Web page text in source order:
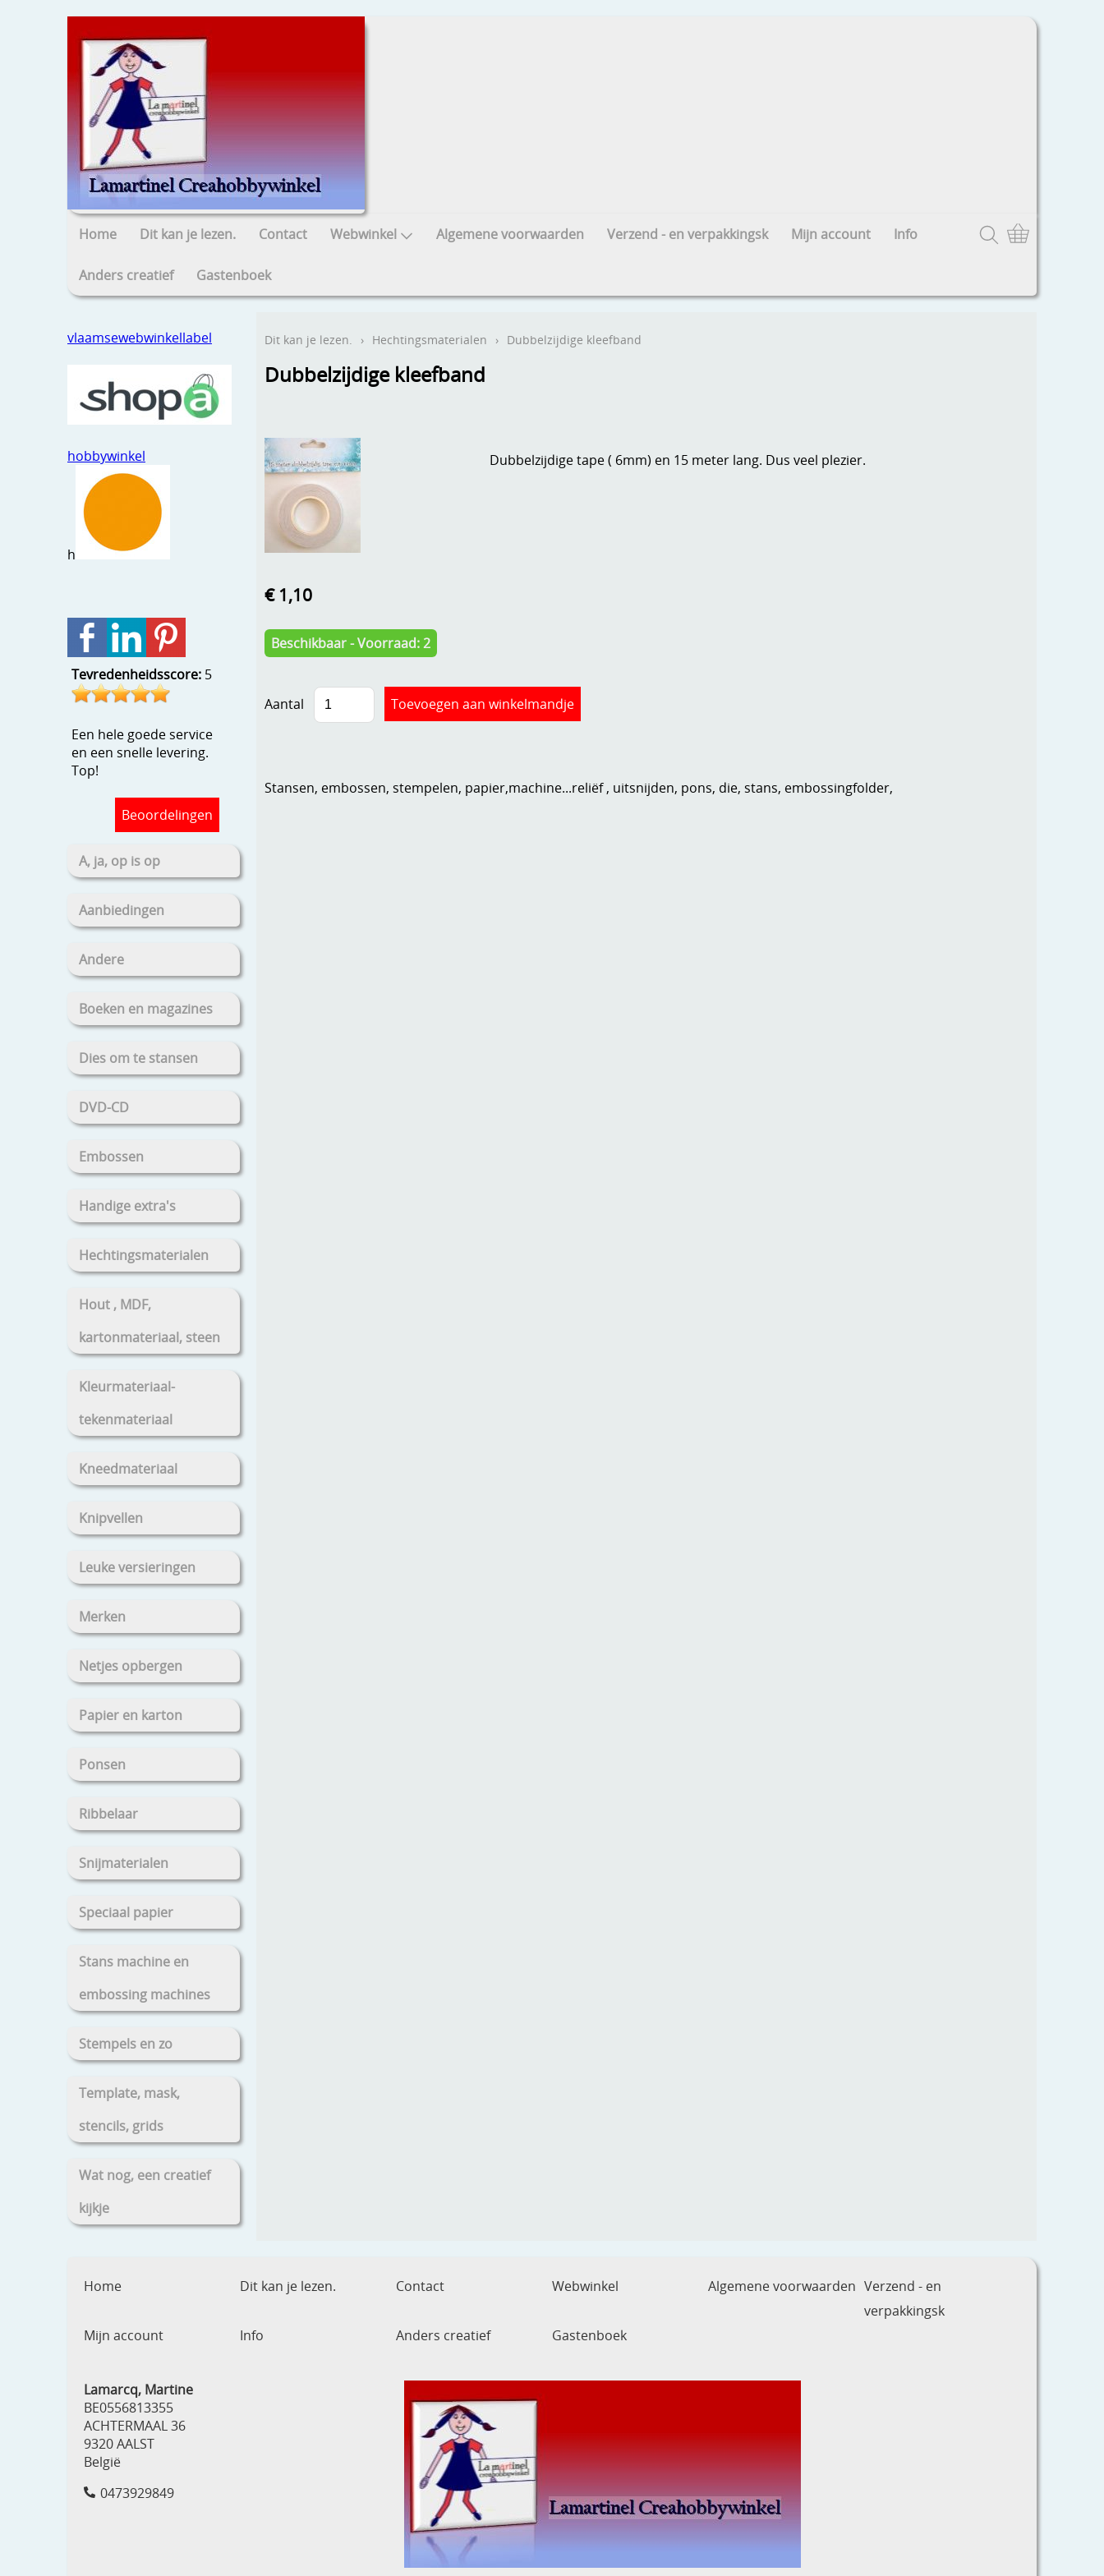
Home Dit kan je lezen. Contact Webwinkel Algemene voorwaarden Verzend - en verpakkingsk Mijn account Info
Anders creatief Gastenboek
vlaamsewebwinkellabel
hobbywinkel
h
Tevredenheidsscore: 5
Een hele goede service
en een snelle levering.
Top!
Beoordelingen
A, ja, op is op
Aanbiedingen
Andere
Boeken en magazines
Dies om te stansen
DVD-CD
Embossen
Handige extra's
Hechtingsmaterialen
Hout , MDF,
kartonmateriaal, steen
Kleurmateriaal-
tekenmateriaal
Kneedmateriaal
Knipvellen
Leuke versieringen
Merken
Netjes opbergen
Papier en karton
Ponsen
Ribbelaar
Snijmaterialen
Speciaal papier
Stans machine en
embossing machines
Stempels en zo
Template, mask,
stencils, grids
Wat nog, een creatief
kijkje
Dit kan je lezen. › Hechtingsmaterialen › Dubbelzijdige kleefband
Dubbelzijdige kleefband
Dubbelzijdige tape ( 6mm) en 15 meter lang. Dus veel plezier.
€ 1,10
Beschikbaar - Voorraad: 2
Aantal
Stansen, embossen, stempelen, papier,machine...reliëf , uitsnijden, pons, die, stans, embossingfolder,
Home Dit kan je lezen. Contact Webwinkel Algemene voorwaarden Verzend - en
verpakkingsk
Mijn account
Info Anders creatief Gastenboek
Lamarcq, Martine
BE0556813355
ACHTERMAAL 36
9320 AALST
België
0473929849